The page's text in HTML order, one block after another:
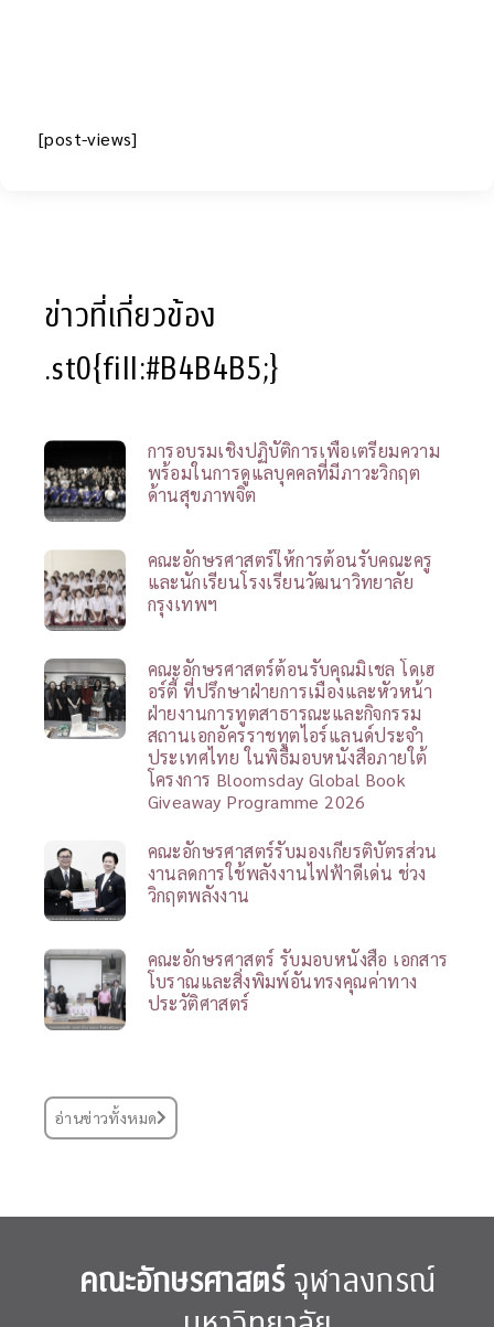
[post-views]
ข่าวที่เกี่ยวข้อง
.st0{fill:#B4B4B5;}
การอบรมเชิงปฏิบัติการเพื่อเตรียมความ
พร้อมในการดูแลบุคคลที่มีภาวะวิกฤต
ด้านสุขภาพจิต
คณะอักษรศาสตร์ให้การต้อนรับคณะครู
และนักเรียนโรงเรียนวัฒนาวิทยาลัย
กรุงเทพฯ
คณะอักษรศาสตร์ต้อนรับคุณมิเชล โดเฮ
อร์ตี้ ที่ปรึกษาฝ่ายการเมืองและหัวหน้า
ฝ่ายงานการทูตสาธารณะและกิจกรรม
สถานเอกอัครราชทูตไอร์แลนด์ประจำ
ประเทศไทย ในพิธีมอบหนังสือภายใต้
โครงการ Bloomsday Global Book
Giveaway Programme 2026
คณะอักษรศาสตร์รับมองเกียรติบัตรส่วน
งานลดการใช้พลังงานไฟฟ้าดีเด่น ช่วง
วิกฤตพลังงาน
คณะอักษรศาสตร์ รับมอบหนังสือ เอกสาร
โบราณและสิ่งพิมพ์อันทรงคุณค่าทาง
ประวัติศาสตร์
อ่านข่าวทั้งหมด
คณะอักษรศาสตร์จุฬาลงกรณ์